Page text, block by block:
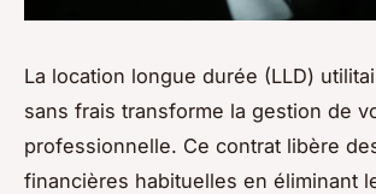
La location longue durée (LLD)
sans frais transforme la gestion de
professionnelle. Ce contrat libère
financières habituelles en éliminant